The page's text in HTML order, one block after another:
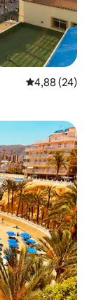
Prosječna
4,88 (24)